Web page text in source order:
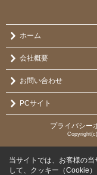
ホーム
会社概要
お問い合わせ
PCサイト
プライバシー
当サイトでは、お客様の
して、クッキー（Cookie）